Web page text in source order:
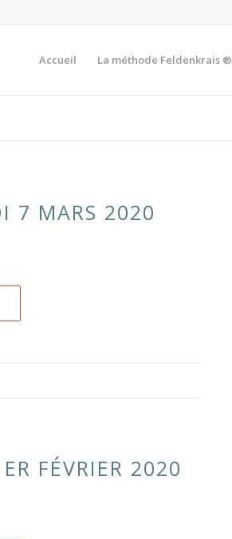
Accueil La méthode Feldenkrais ®
7 MARS 2020
FÉVRIER 2020